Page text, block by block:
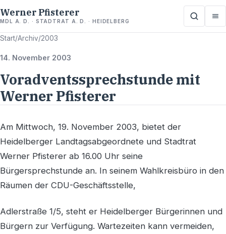
Werner Pfisterer
MDL A. D. · STADTRAT A. D. · HEIDELBERG
Start/Archiv/2003
14. November 2003
Voradventssprechstunde mit
Werner Pfisterer
Am Mittwoch, 19. November 2003, bietet der
Heidelberger Landtagsabgeordnete und Stadtrat
Werner Pfisterer ab 16.00 Uhr seine
Bürgersprechstunde an. In seinem Wahlkreisbüro in den
Räumen der CDU-Geschäftsstelle,
Adlerstraße 1/5, steht er Heidelberger Bürgerinnen und
Bürgern zur Verfügung. Wartezeiten kann vermeiden,